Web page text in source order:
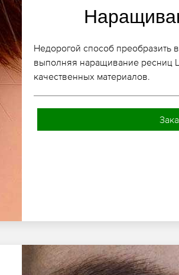
Недорогой способ преобразить
выполняя наращивание ресниц
качественных материалов.